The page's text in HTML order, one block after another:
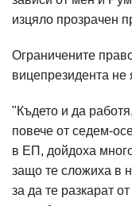
изцяло прозрачен
Ограничените
вицепрезидента не
"Където и да
повече от седем-
в ЕП, дойдоха
защо те сложиха в
за да те разкарат